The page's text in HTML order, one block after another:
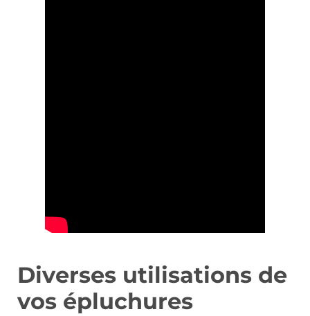
Diverses utilisations de
vos épluchures